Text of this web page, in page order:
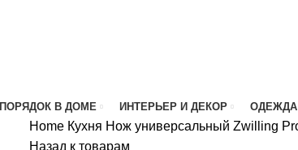
ПОРЯДОК В ДОМЕ ИНТЕРЬЕР И ДЕКОР ОДЕЖДА
Home Кухня Нож универсальный Zwilling
Назад к товарам